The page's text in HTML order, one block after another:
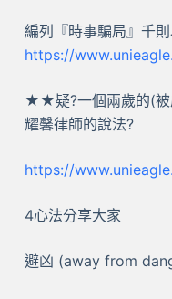
編列『時事騙局』千
https://
★★疑?一個兩歲的(被
耀馨律師的說法?
https://
4心法分享大家
避凶 (away from